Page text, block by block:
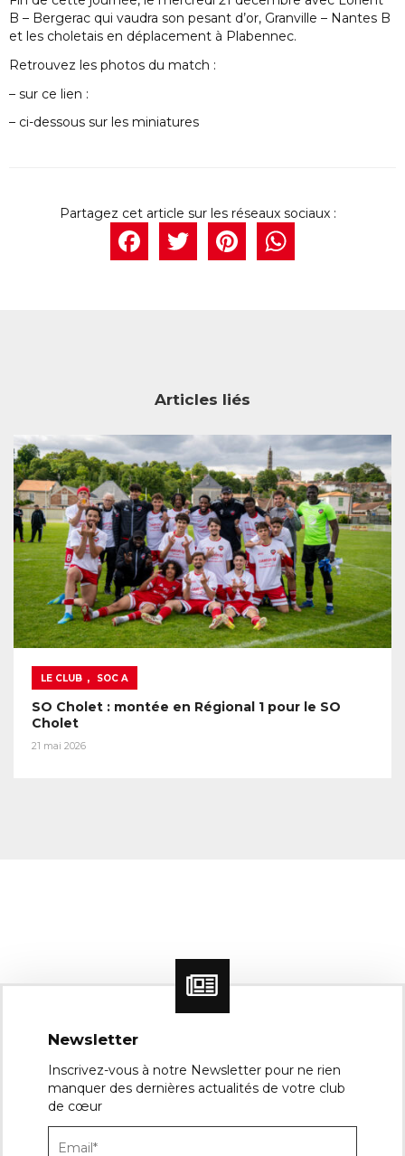
B – Bergerac qui vaudra son pesant d’or, Granville – Nantes B
et les choletais en déplacement à Plabennec.
Retrouvez les photos du match :
– sur ce lien :
– ci-dessous sur les miniatures
Facebook
Twitter
Articles liés
LE CLUB , SOC A
SO Cholet : montée en Régional 1 pour le SO
Cholet
21 mai 2026
Newsletter
Inscrivez-vous à notre Newsletter pour ne rien
manquer des dernières actualités de votre club
de cœur